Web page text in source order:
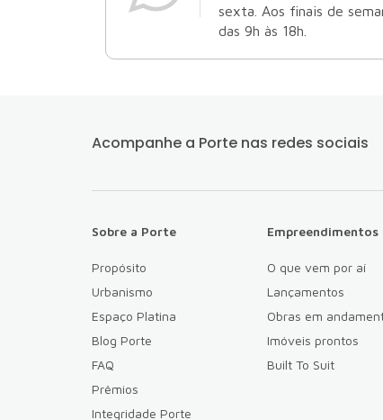
sexta. Aos finais de
das 9h às 18h.
Acompanhe a Porte nas redes sociais
Sobre a Porte
Propósito
Urbanismo
Espaço Platina
Blog Porte
FAQ
Prêmios
Integridade Porte
Empreendimentos
O que vem por aí
Lançamentos
Obras em
Imóveis prontos
Built To Suit